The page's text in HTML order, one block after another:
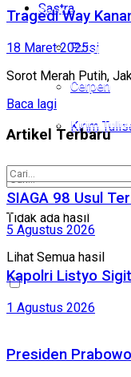
Sastra
Puisi
Cerpen
Kirim
Tidak ada hasil
Lihat Semua hasil
Sastra
Puisi
Cerpen
Kirim
Tidak ada hasil
Tragedi Way
18 Maret 2025
Sorot Merah Putih,
Baca lagi
Artikel Terbaru
SIAGA 98 Usul
5 Agustus 2026
Kapolri Listyo
1 Agustus 2026
Presiden